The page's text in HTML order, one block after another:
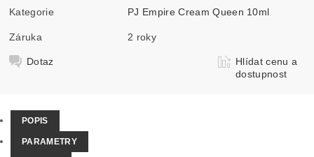
Kategorie PJ Empire Cream Queen 10ml
Záruka 2 roky
Dotaz
Hlídat cenu a
dostupnost
POPIS
PARAMETRY